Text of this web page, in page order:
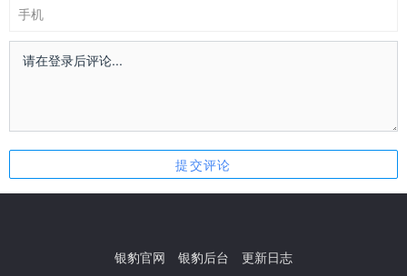
手机
银豹官网 银豹后台 更新日志